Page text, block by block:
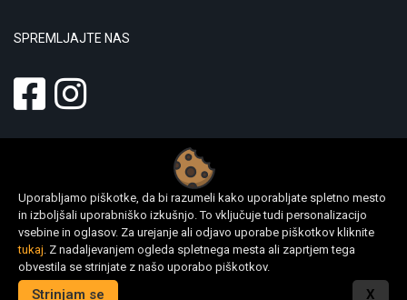
Uporabljamo piškotke, da bi razumeli kako uporabljate spletno mesto
in izboljšali uporabniško izkušnjo. To vključuje tudi personalizacijo
vsebine in oglasov. Za urejanje ali odjavo uporabe piškotkov kliknite
tukaj. Z nadaljevanjem ogleda spletnega mesta ali zaprtjem tega
obvestila se strinjate z našo uporabo piškotkov.
Strinjam se X
SPREMLJAJTE NAS
© 2022 Altstore.si - Gigatron d.o.o.,www.altstore.si|www.digitalni-
bon22.si | Vse pravice pridržane